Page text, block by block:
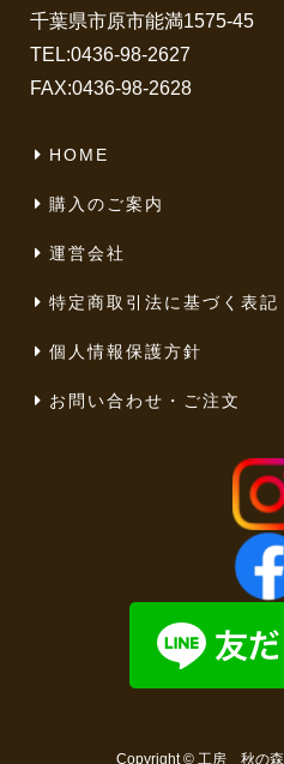
千葉県市原市能満1575-45
TEL:0436-98-2627
FAX:0436-98-2628
HOME
購入のご案内
運営会社
特定商取引法に基づく表記
個人情報保護方針
お問い合わせ・ご注文
Copyright © 工房 秋の森